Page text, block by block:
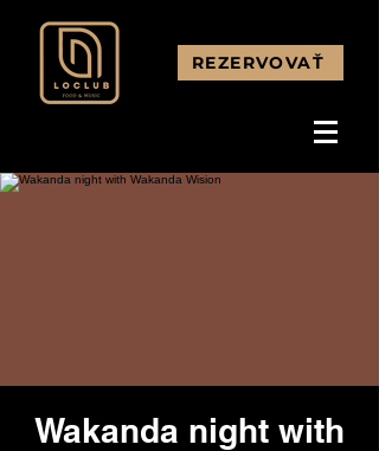
REZERVOVAŤ
Wakanda night with